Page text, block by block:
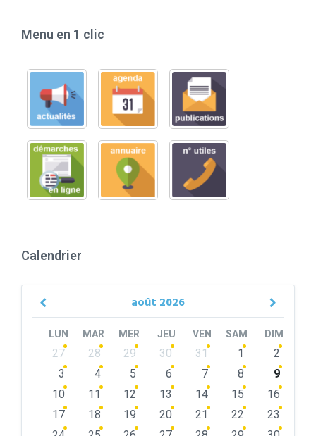
Menu en 1 clic
Calendrier
août 2026
Previous
LUN MAR MER JEU VEN SAM DIM
Skip
calendar
27 28 29 30 31 1
2
3
4 5 6 7 8
9
10
11 12 13 14 15
16
17
18 19 20 21 22
23